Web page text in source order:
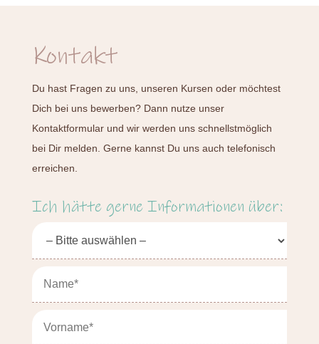
Kontakt
Du hast Fragen zu uns, unseren Kursen oder möchtest
Dich bei uns bewerben? Dann nutze unser
Kontaktformular und wir werden uns schnellstmöglich
bei Dir melden. Gerne kannst Du uns auch telefonisch
erreichen.
Ich hätte gerne Informationen über: